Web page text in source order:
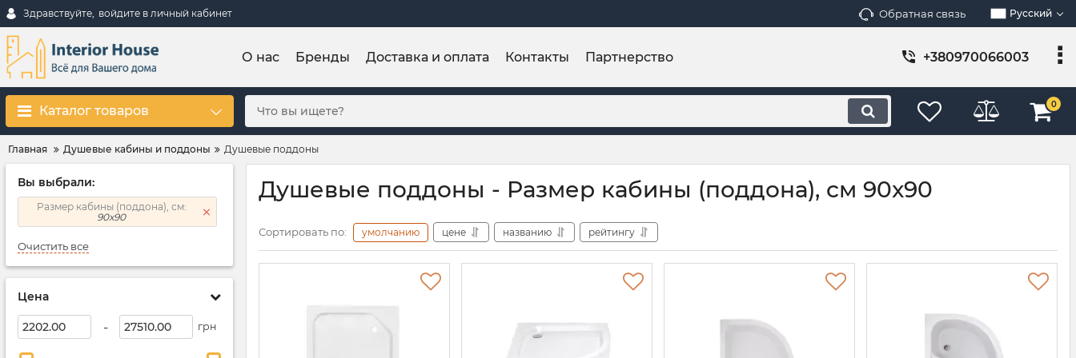
Здравствуйте, войдите в личный кабинет Обратная связь Русский
О нас Бренды Доставка и оплата Контакты Партнерство +380970066003
Каталог товаров 0
Главная Душевые кабины и поддоны Душевые поддоны
Вы выбрали:
Размер кабины (поддона), см:
90x90
Очистить все
Цена
- грн
Душевые поддоны - Размер кабины (поддона), см 90x90
Сортировать по: умолчанию цене названию рейтингу